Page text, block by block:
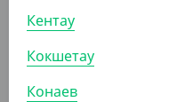
Кентау
Кокшетау
Конаев